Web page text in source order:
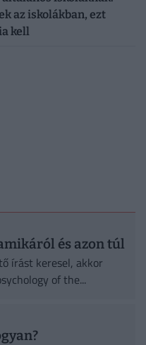
az iskolákban, ezt
kell
és azon túl
írást keresel, akkor
of the...